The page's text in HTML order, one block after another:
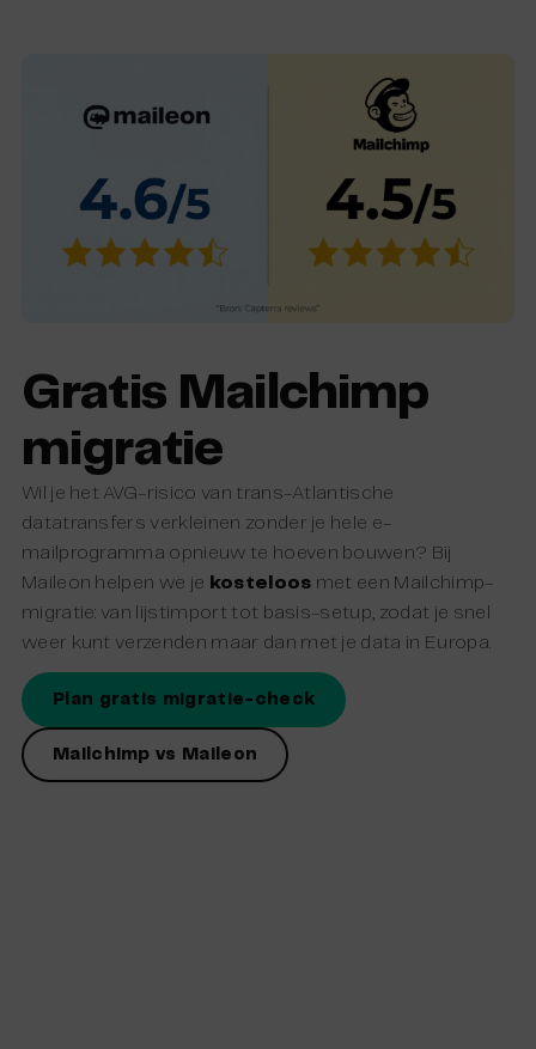
Gratis Mailchimp
migratie
Wil je het AVG-risico van trans-Atlantische
datatransfers verkleinen zonder je hele e-
mailprogramma opnieuw te hoeven bouwen? Bij
Maileon helpen we je kosteloos met een Mailchimp-
migratie: van lijstimport tot basis-setup, zodat je snel
weer kunt verzenden maar dan met je data in Europa.
Plan gratis migratie-check
Mailchimp vs Maileon